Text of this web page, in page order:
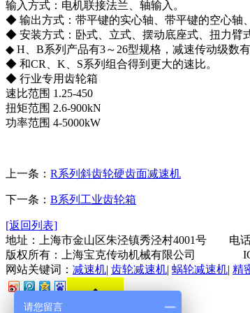
输入方式：电机联接法兰、轴输入。
◆ 输出方式：带平键的实心轴、带平键的空心轴
◆ 安装方式：卧式、立式、摆动底座式、扭力臂
◆ H、B系列产品有3～26型规格，减速传动级数有
◆ 和CR、K、S系列组合得到更大的速比。
◆ 行业专用齿轮箱
速比范围 1.25-450
扭矩范围 2.6-900kN
功率范围 4-5000kW
上一条： R系列斜齿轮硬齿面减速机
下一条： B系列工业齿轮箱
[返回列表]
地址：上海市金山区朱泾镇秀泾村4001号 电话
版权所有：上海宝克传动机械有限公司
网站关键词： 减速机| 齿轮减速机| 蜗轮减速机| 精
请您留言